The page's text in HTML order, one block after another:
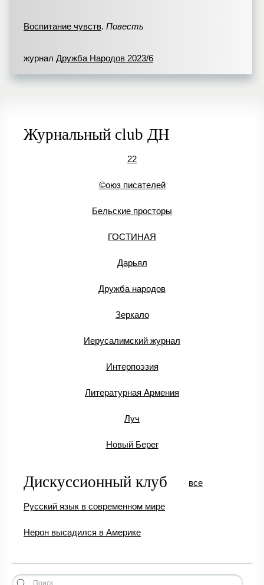
Воспитание чувств. Повесть
журнал Дружба Народов 2023/6
Журнальный club ДН
22
©оюз писателей
Бельские просторы
ГОСТИНАЯ
Дарьял
Дружба народов
Зеркало
Иерусалимский журнал
Интерпоэзия
Литературная Армения
Луч
Новый Берег
Дискуссионный клуб
Русский язык в современном мире
Нерон высадился в Америке
все